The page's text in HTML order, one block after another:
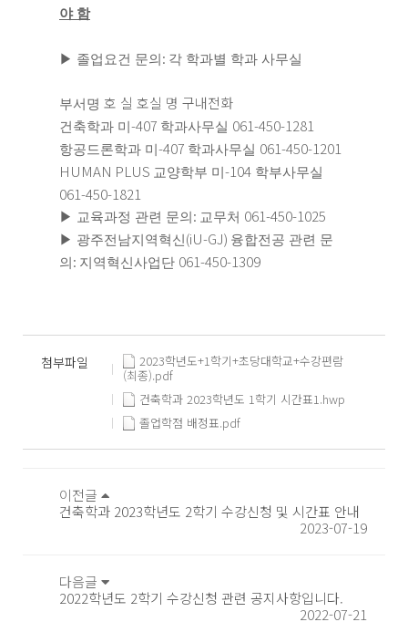
야 함
▶ 졸업요건 문의 : 각 학과별 학과 사무실
부서명 호 실 호실 명 구내전화
건축학과 미 -407 학과사무실 061-450-1281
항공드론학과 미 -407 학과사무실 061-450-1201
HUMAN PLUS 교양학부 미 -104 학부사무실
061-450-1821
▶ 교육과정 관련 문의 : 교무처 061-450-1025
▶ 광주전남지역혁신 (iU-GJ) 융합전공 관련 문
의 : 지역혁신사업단 061-450-1309
첨부파일
2023학년도+1학기+초당대학교+수강편람
(최종).pdf
건축학과 2023학년도 1학기 시간표1.hwp
졸업학점 배정표.pdf
이전글
건축학과 2023학년도 2학기 수강신청 및 시간표 안내
2023-07-19
다음글
2022학년도 2학기 수강신청 관련 공지사항입니다.
2022-07-21